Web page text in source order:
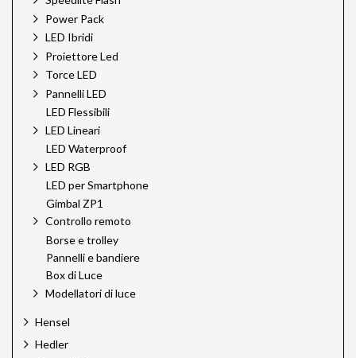
Power Pack
LED Ibridi
Proiettore Led
Torce LED
Pannelli LED
LED Flessibili
LED Lineari
LED Waterproof
LED RGB
LED per Smartphone
Gimbal ZP1
Controllo remoto
Borse e trolley
Pannelli e bandiere
Box di Luce
Modellatori di luce
Hensel
Hedler